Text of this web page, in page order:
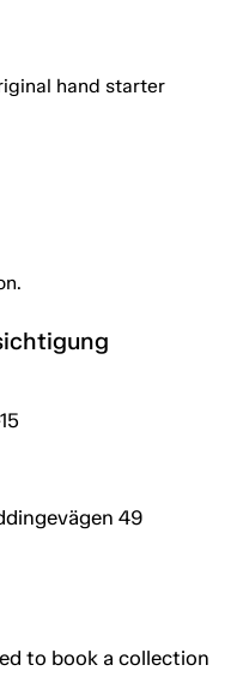
hand starter
49
to book a collection